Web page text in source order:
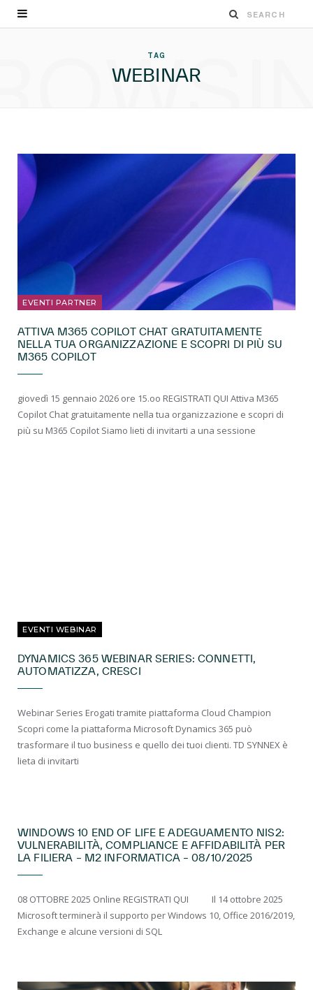
TAG
WEBINAR
EVENTI PARTNER
ATTIVA M365 COPILOT CHAT GRATUITAMENTE
NELLA TUA ORGANIZZAZIONE E SCOPRI DI PIÙ SU
M365 COPILOT
giovedì 15 gennaio 2026 ore 15.oo REGISTRATI QUI Attiva M365
Copilot Chat gratuitamente nella tua organizzazione e scopri di
più su M365 Copilot Siamo lieti di invitarti a una sessione
EVENTI WEBINAR
DYNAMICS 365 WEBINAR SERIES: CONNETTI,
AUTOMATIZZA, CRESCI
Webinar Series Erogati tramite piattaforma Cloud Champion
Scopri come la piattaforma Microsoft Dynamics 365 può
trasformare il tuo business e quello dei tuoi clienti. TD SYNNEX è
lieta di invitarti
WINDOWS 10 END OF LIFE E ADEGUAMENTO NIS2:
VULNERABILITÀ, COMPLIANCE E AFFIDABILITÀ PER
LA FILIERA – M2 INFORMATICA – 08/10/2025
08 OTTOBRE 2025 Online REGISTRATI QUI Il 14 ottobre 2025
Microsoft terminerà il supporto per Windows 10, Office 2016/2019,
Exchange e alcune versioni di SQL